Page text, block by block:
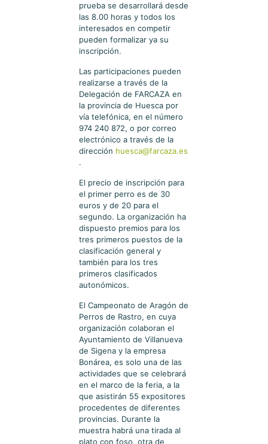
prueba se desarrollará desde
las 8.00 horas y todos los
interesados en competir
pueden formalizar ya su
inscripción.
Las participaciones pueden
realizarse a través de la
Delegación de FARCAZA en
la provincia de Huesca por
vía telefónica, en el número
974 240 872, o por correo
electrónico a través de la
dirección huesca@farcaza.es
.
El precio de inscripción para
el primer perro es de 30
euros y de 20 para el
segundo. La organización ha
dispuesto premios para los
tres primeros puestos de la
clasificación general y
también para los tres
primeros clasificados
autonómicos.
El Campeonato de Aragón de
Perros de Rastro, en cuya
organización colaboran el
Ayuntamiento de Villanueva
de Sigena y la empresa
Bonárea, es solo una de las
actividades que se celebrará
en el marco de la feria, a la
que asistirán 55 expositores
procedentes de diferentes
provincias. Durante la
muestra habrá una tirada al
plato con foso, otra de